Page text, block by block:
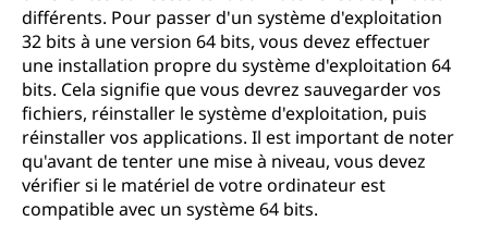
différents. Pour passer d'un système d'exploitation
32 bits à une version 64 bits, vous devez effectuer
une installation propre du système d'exploitation 64
bits. Cela signifie que vous devrez sauvegarder vos
fichiers, réinstaller le système d'exploitation, puis
réinstaller vos applications. Il est important de noter
qu'avant de tenter une mise à niveau, vous devez
vérifier si le matériel de votre ordinateur est
compatible avec un système 64 bits.